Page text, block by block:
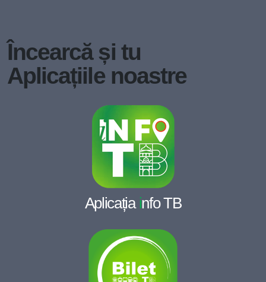
Încearcă și tu
Aplicațiile noastre
Aplicația info TB